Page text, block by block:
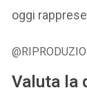
oggi
Valuta la